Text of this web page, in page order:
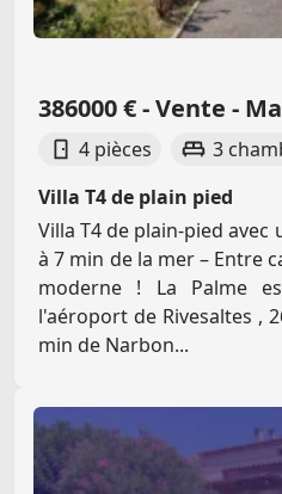
386000 € - Vente -
4 pièces 3
Villa T4 de plain pied
Villa T4 de plain-pied
à 7 min de la mer – Entre
moderne ! La Palme
l'aéroport de Rivesaltes ,
min de Narbon...